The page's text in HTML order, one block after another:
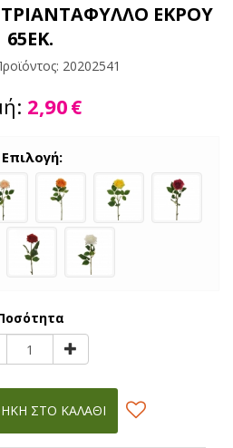
ΕΚΡΟΥ
65ΕΚ.
20202541
2,90€
Επιλογή:
ΣΤΟ ΚΑΛΆΘΙ